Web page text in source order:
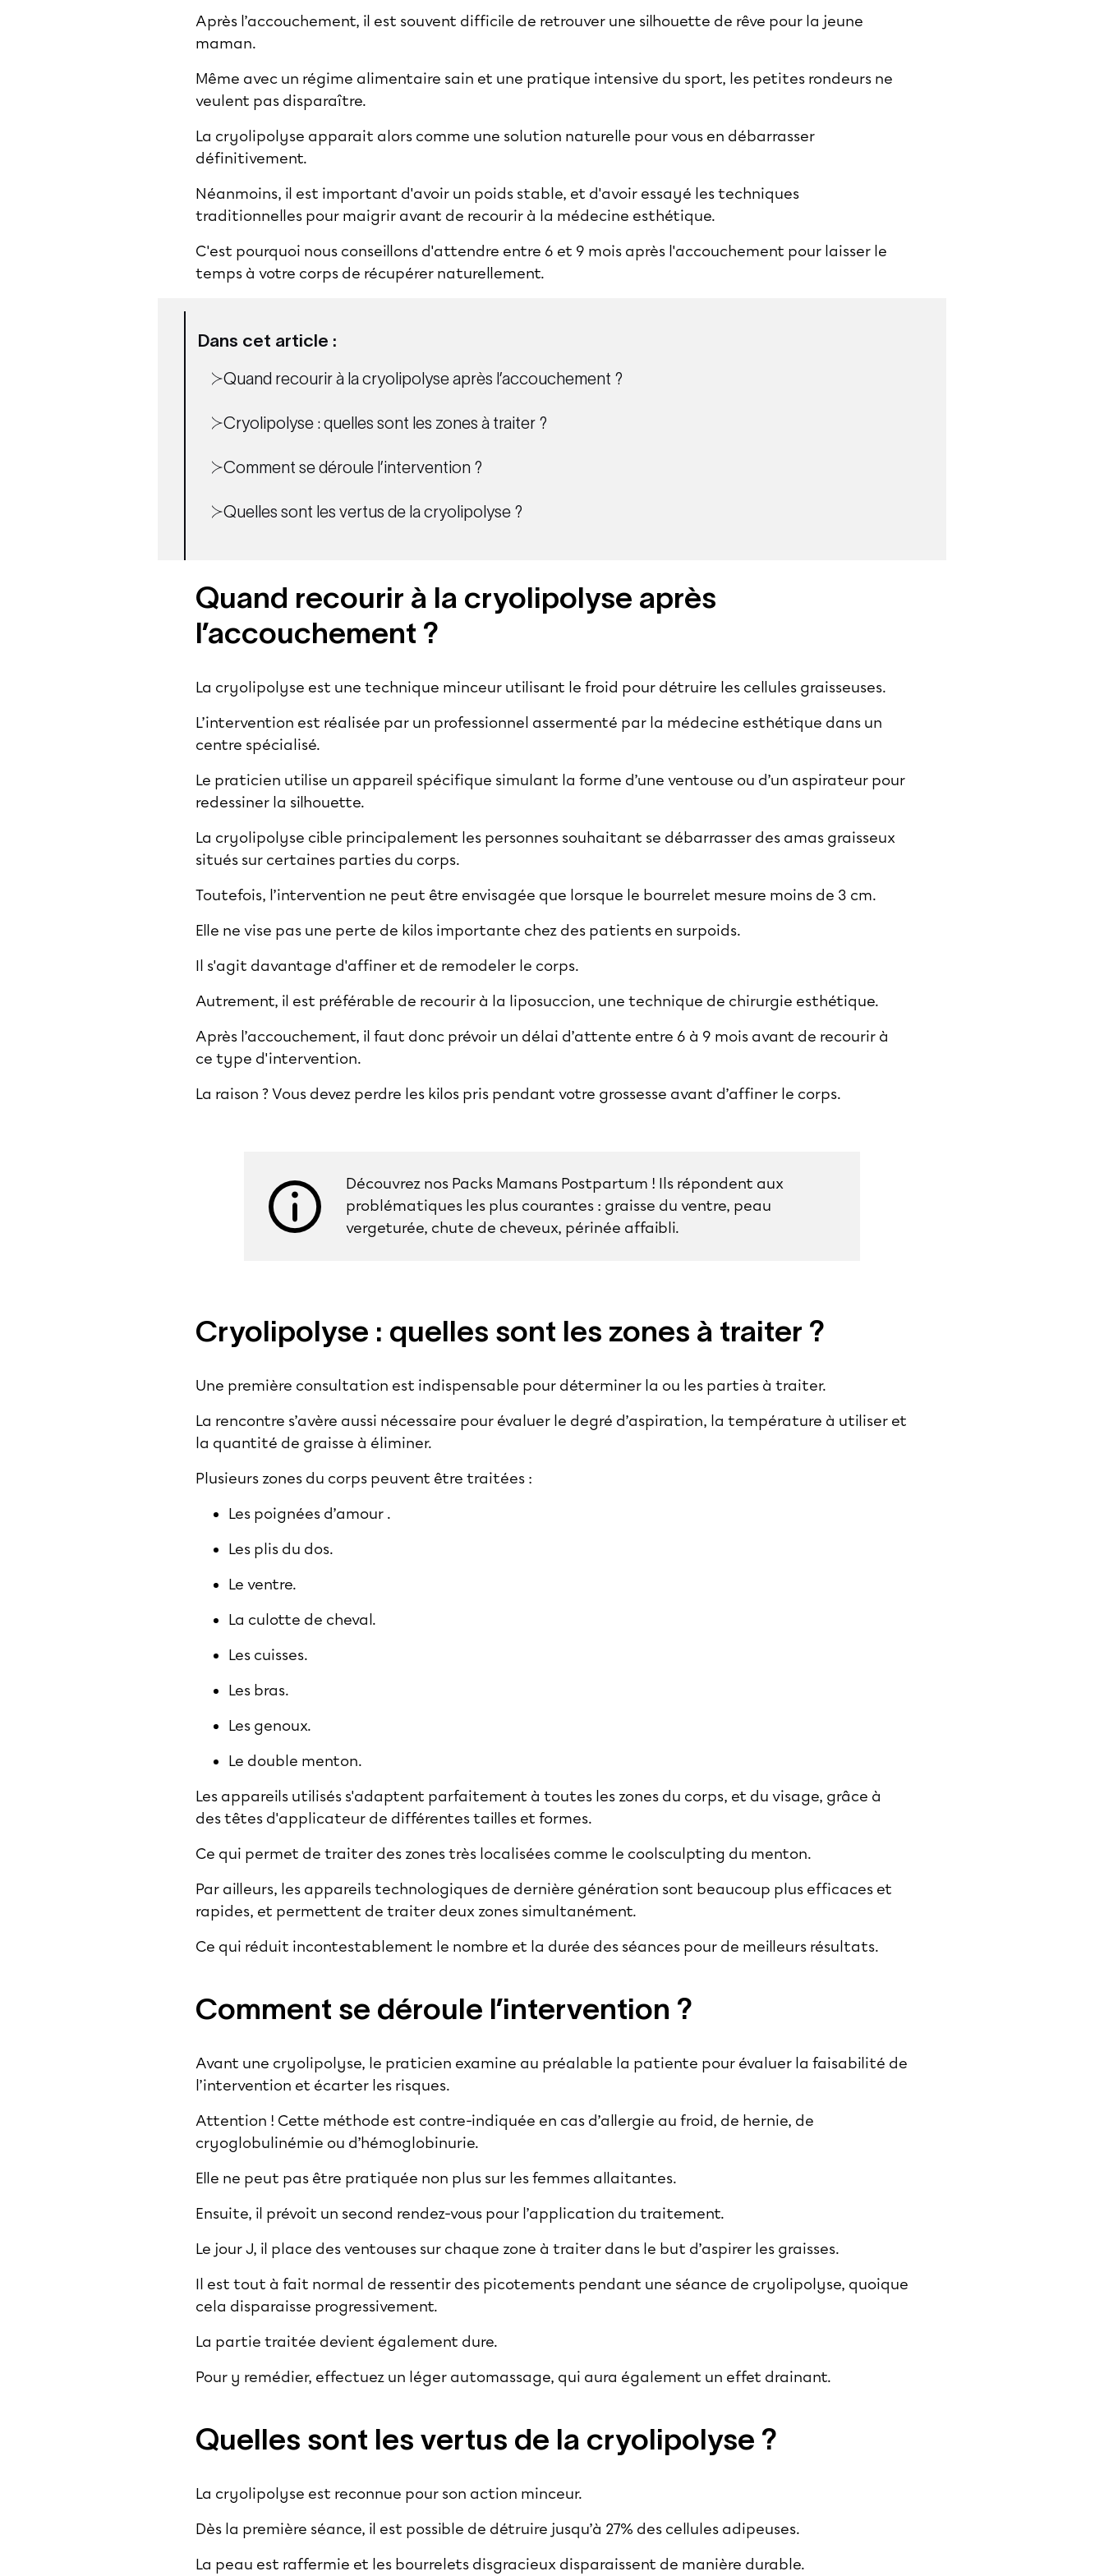
Après l’accouchement, il est souvent difficile de retrouver une silhouette de rêve pour la jeune
maman.
Même avec un régime alimentaire sain et une pratique intensive du sport, les petites rondeurs ne
veulent pas disparaître.
La cryolipolyse apparait alors comme une solution naturelle pour vous en débarrasser
définitivement.
Néanmoins, il est important d'avoir un poids stable, et d'avoir essayé les techniques
traditionnelles pour maigrir avant de recourir à la médecine esthétique.
C'est pourquoi nous conseillons d'attendre entre 6 et 9 mois après l'accouchement pour laisser le
temps à votre corps de récupérer naturellement.
Dans cet article :
Quand recourir à la cryolipolyse après l’accouchement ?
Cryolipolyse : quelles sont les zones à traiter ?
Comment se déroule l’intervention ?
Quelles sont les vertus de la cryolipolyse ?
Quand recourir à la cryolipolyse après
l’accouchement ?
La cryolipolyse est une technique minceur utilisant le froid pour détruire les cellules graisseuses.
L’intervention est réalisée par un professionnel assermenté par la médecine esthétique dans un
centre spécialisé.
Le praticien utilise un appareil spécifique simulant la forme d’une ventouse ou d’un aspirateur pour
redessiner la silhouette.
La cryolipolyse cible principalement les personnes souhaitant se débarrasser des amas graisseux
situés sur certaines parties du corps.
Toutefois, l’intervention ne peut être envisagée que lorsque le bourrelet mesure moins de 3 cm.
Elle ne vise pas une perte de kilos importante chez des patients en surpoids.
Il s'agit davantage d'affiner et de remodeler le corps.
Autrement, il est préférable de recourir à la liposuccion, une technique de chirurgie esthétique.
Après l’accouchement, il faut donc prévoir un délai d’attente entre 6 à 9 mois avant de recourir à
ce type d'intervention.
La raison ? Vous devez perdre les kilos pris pendant votre grossesse avant d’affiner le corps.
Découvrez nos Packs Mamans Postpartum ! Ils répondent aux
problématiques les plus courantes : graisse du ventre, peau
vergeturée, chute de cheveux, périnée affaibli.
Cryolipolyse : quelles sont les zones à traiter ?
Une première consultation est indispensable pour déterminer la ou les parties à traiter.
La rencontre s’avère aussi nécessaire pour évaluer le degré d’aspiration, la température à utiliser et
la quantité de graisse à éliminer.
Plusieurs zones du corps peuvent être traitées :
Les poignées d’amour .
Les plis du dos.
Le ventre.
La culotte de cheval.
Les cuisses.
Les bras.
Les genoux.
Le double menton.
Les appareils utilisés s'adaptent parfaitement à toutes les zones du corps, et du visage, grâce à
des têtes d'applicateur de différentes tailles et formes.
Ce qui permet de traiter des zones très localisées comme le coolsculpting du menton.
Par ailleurs, les appareils technologiques de dernière génération sont beaucoup plus efficaces et
rapides, et permettent de traiter deux zones simultanément.
Ce qui réduit incontestablement le nombre et la durée des séances pour de meilleurs résultats.
Comment se déroule l’intervention ?
Avant une cryolipolyse, le praticien examine au préalable la patiente pour évaluer la faisabilité de
l’intervention et écarter les risques.
Attention ! Cette méthode est contre-indiquée en cas d’allergie au froid, de hernie, de
cryoglobulinémie ou d’hémoglobinurie.
Elle ne peut pas être pratiquée non plus sur les femmes allaitantes.
Ensuite, il prévoit un second rendez-vous pour l’application du traitement.
Le jour J, il place des ventouses sur chaque zone à traiter dans le but d’aspirer les graisses.
Il est tout à fait normal de ressentir des picotements pendant une séance de cryolipolyse, quoique
cela disparaisse progressivement.
La partie traitée devient également dure.
Pour y remédier, effectuez un léger automassage, qui aura également un effet drainant.
Quelles sont les vertus de la cryolipolyse ?
La cryolipolyse est reconnue pour son action minceur.
Dès la première séance, il est possible de détruire jusqu’à 27% des cellules adipeuses.
La peau est raffermie et les bourrelets disgracieux disparaissent de manière durable.